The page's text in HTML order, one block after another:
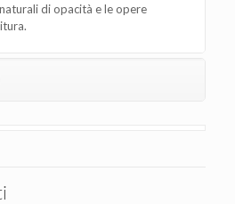
di opacità e le opere